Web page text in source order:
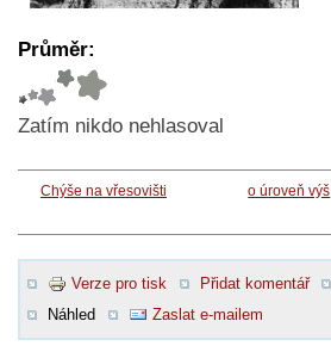
Průměr:
Zatím nikdo nehlasoval
Chýše na vřesovišti o úroveň výš
Verze pro tisk Přidat komentář
Náhled
Zaslat e-mailem